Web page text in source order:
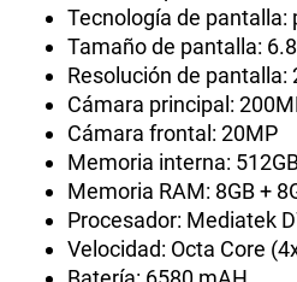
Tecnología de pantalla:
Tamaño de pantalla:
Resolución de pantalla:
Cámara principal:
Cámara frontal: 20MP
Memoria interna:
Memoria RAM: 8GB +
Procesador: Mediatek
Velocidad: Octa Core